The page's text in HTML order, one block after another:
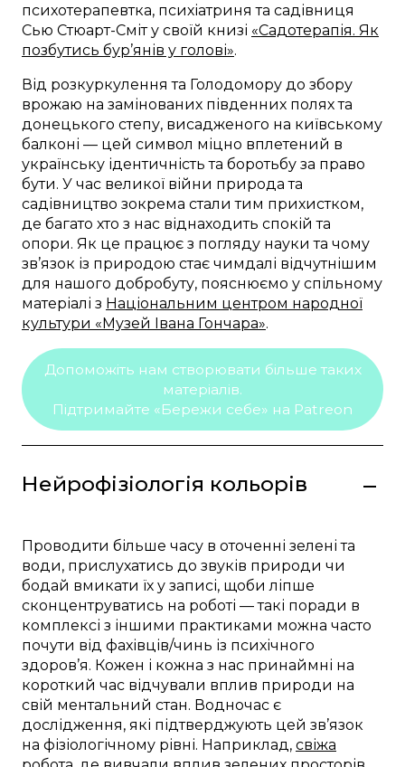
психотерапевтка, психіатриня та садівниця
Сью Стюарт-Сміт у своїй книзі «Садотерапія. Як
позбутись бур’янів у голові».
Від розкуркулення та Голодомору до збору
врожаю на замінованих південних полях та
донецького степу, висадженого на київському
балконі — цей символ міцно вплетений в
українську ідентичність та боротьбу за право
бути. У час великої війни природа та
садівництво зокрема стали тим прихистком,
де багато хто з нас віднаходить спокій та
опори. Як це працює з погляду науки та чому
зв’язок із природою стає чимдалі відчутнішим
для нашого добробуту, пояснюємо у спільному
матеріалі з Національним центром народної
культури «Музей Івана Гончара».
Допоможіть нам створювати більше таких
матеріалів.
Підтримайте «Бережи себе» на Patreon
Нейрофізіологія кольорів
Проводити більше часу в оточенні зелені та
води, прислухатись до звуків природи чи
бодай вмикати їх у записі, щоби ліпше
сконцентруватись на роботі — такі поради в
комплексі з іншими практиками можна часто
почути від фахівців/чинь із психічного
здоров’я. Кожен і кожна з нас принаймні на
короткий час відчували вплив природи на
свій ментальний стан. Водночас є
дослідження, які підтверджують цей зв’язок
на фізіологічному рівні. Наприклад, свіжа